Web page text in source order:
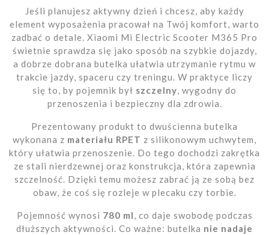
Jeśli planujesz aktywny dzień i chcesz, aby każdy
element wyposażenia pracował na Twój komfort, warto
zadbać o detale. Xiaomi Mi Electric Scooter M365 Pro
świetnie sprawdza się jako sposób na szybkie dojazdy,
a dobrze dobrana butelka ułatwia utrzymanie rytmu w
trakcie jazdy, spaceru czy treningu. W praktyce liczy
się to, by pojemnik był szczelny, wygodny do
przenoszenia i bezpieczny dla zdrowia.
Prezentowany produkt to dwuścienna butelka
wykonana z materiału RPET z silikonowym uchwytem,
który ułatwia przenoszenie. Do tego dochodzi zakrętka
ze stali nierdzewnej oraz konstrukcja, która zapewnia
szczelność. Dzięki temu możesz zabrać ją ze sobą bez
obaw, że coś się rozleje w plecaku czy torbie.
Pojemność wynosi 780 ml, co daje swobodę podczas
dłuższych aktywności. Co ważne: butelka nie nadaje